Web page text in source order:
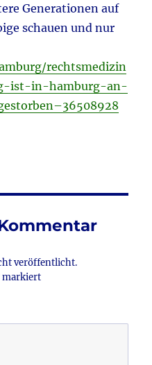
Generationen auf
schauen und nur
rechtsmedizin
ist-in-hamburg-an-
veröffentlicht.
markiert